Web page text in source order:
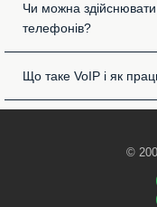
Чи можна
телефонів?
Що таке VoIP і як
©